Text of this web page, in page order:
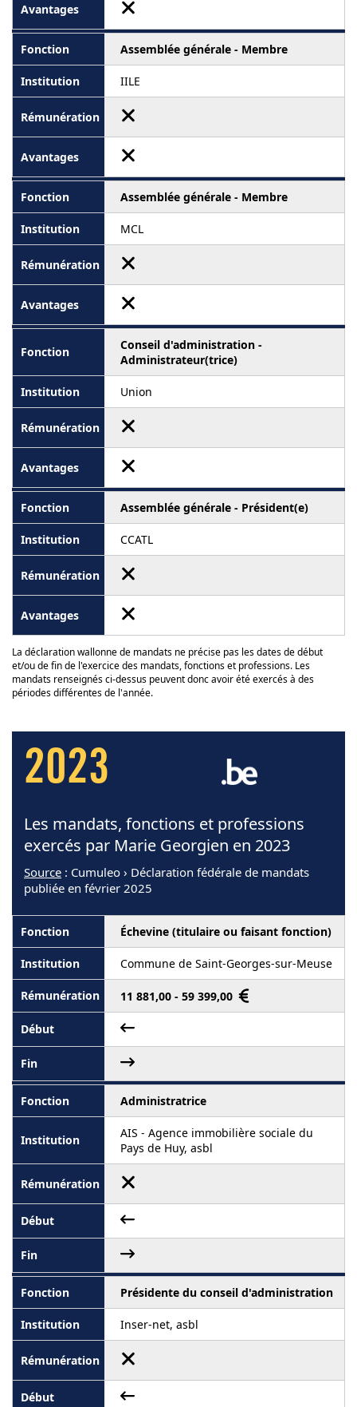
Assemblée générale - Membre
IILE
Assemblée générale - Membre
MCL
Conseil d'administration -
Administrateur(trice)
Union
Assemblée générale - Président(e)
CCATL
La déclaration wallonne de mandats ne précise pas les dates de début
et/ou de fin de l'exercice des mandats, fonctions et professions. Les
mandats renseignés ci-dessus peuvent donc avoir été exercés à des
périodes différentes de l'année.
2023
Les mandats, fonctions et professions
exercés par Marie Georgien en 2023
Source : Cumuleo › Déclaration fédérale de mandats
publiée en février 2025
Échevine (titulaire ou faisant fonction)
Commune de Saint-Georges-sur-Meuse
11 881,00 - 59 399,00
Administratrice
AIS - Agence immobilière sociale du
Pays de Huy, asbl
Présidente du conseil d'administration
Inser-net, asbl